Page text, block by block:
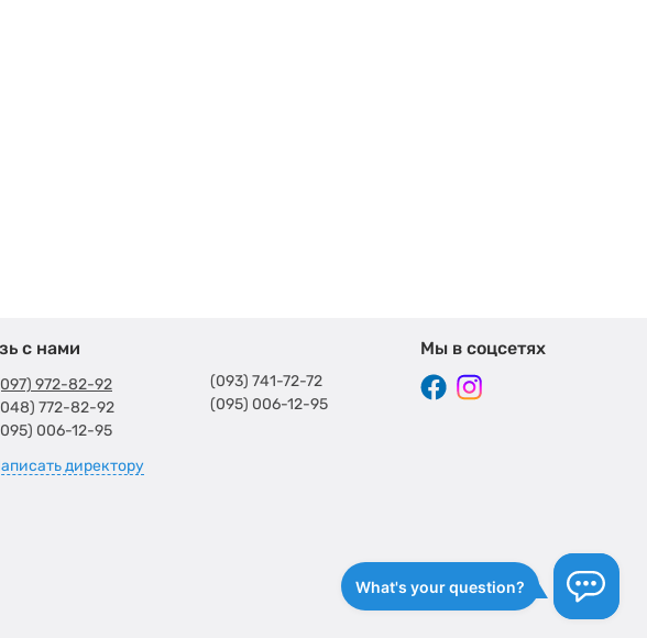
с нами
972-82-92
772-82-92
006-12-95
директору
(093) 741-72-72
(095) 006-12-95
Мы в соцсетях